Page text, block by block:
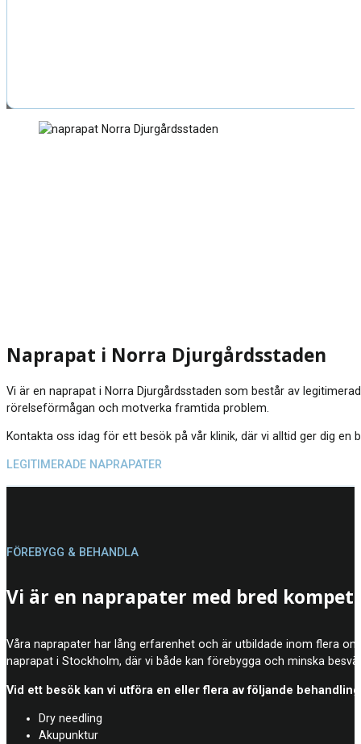
Naprapat i Norra Djurgårdsstaden
Vi är en naprapat i Norra Djurgårdsstaden som består av
rörelseförmågan och motverka framtida problem.
Kontakta oss idag för ett besök på vår klinik, där vi alltid ger dig
LEGITIMERADE NAPRAPATER
Vi är en naprapater med bred
Våra naprapater har lång erfarenhet och är utbildade inom flera
naprapat i Stockholm, där vi både kan förebygga och minska
Vid ett besök kan vi utföra en eller flera av följande
Dry needling
Akupunktur
FÖREBYGG & BEHANDLA